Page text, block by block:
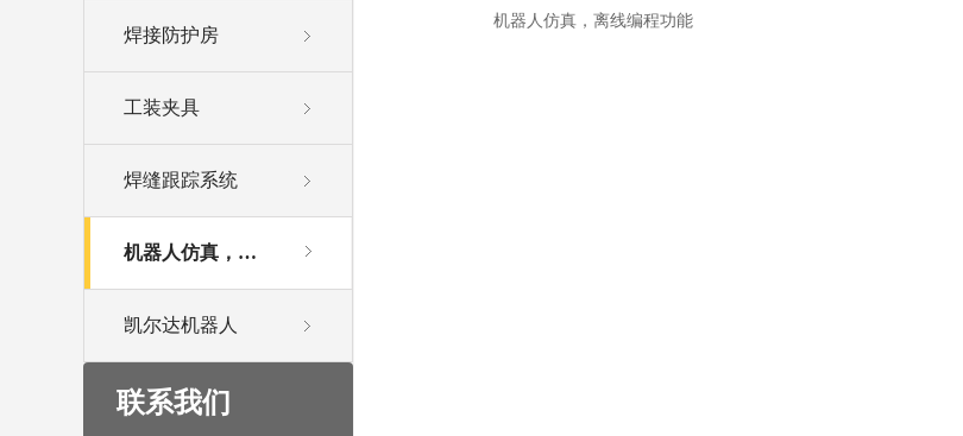
焊接防护房
工装夹具
焊缝跟踪系统
机器人仿真，离线编程
凯尔达机器人
联系我们
机器人仿真，离线编程功能